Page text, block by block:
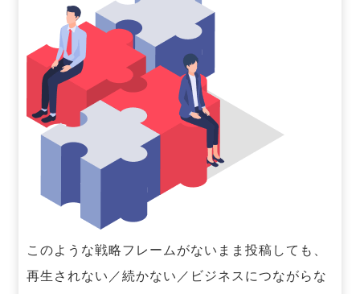
このような戦略フレームがないまま投稿しても、
再生されない／続かない／ビジネスにつながらな